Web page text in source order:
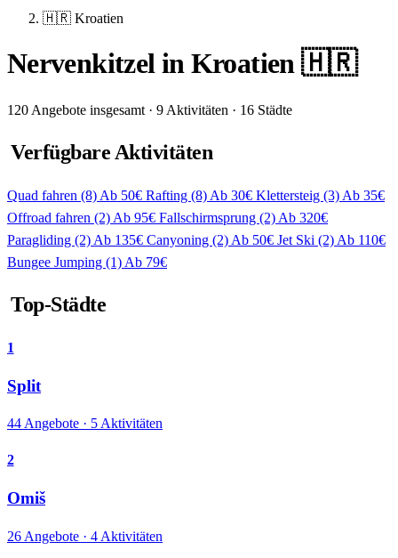
🇭🇷 Kroatien
Nervenkitzel in Kroatien 🇭🇷
120 Angebote insgesamt · 9 Aktivitäten · 16 Städte
Verfügbare Aktivitäten
Quad fahren (8) Ab 50€ Rafting (8) Ab 30€ Klettersteig (3) Ab 35€
Offroad fahren (2) Ab 95€ Fallschirmsprung (2) Ab 320€
Paragliding (2) Ab 135€ Canyoning (2) Ab 50€ Jet Ski (2) Ab 110€
Bungee Jumping (1) Ab 79€
Top-Städte
1
Split
44 Angebote · 5 Aktivitäten
2
Omiš
26 Angebote · 4 Aktivitäten